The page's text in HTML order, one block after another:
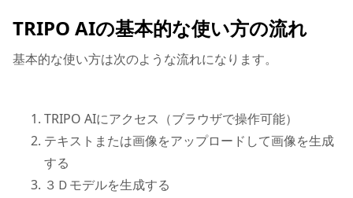
TRIPO AIの基本的な使い方の流れ
基本的な使い方は次のような流れになります。
TRIPO AIにアクセス（ブラウザで操作可能）
テキストまたは画像をアップロードして画像を生成
する
３Ｄモデルを生成する